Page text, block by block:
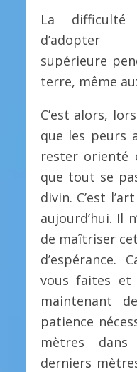
La difficulté
d’adopter
supérieure
terre, même
C’est alors,
que les peurs
rester
que tout se
divin. C’est
aujourd’hui. Il
de maîtriser
vous faites et
maintenant
patience
mètres
derniers